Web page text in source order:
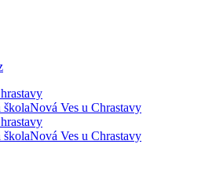
školaNová Ves u Chrastavy
školaNová Ves u Chrastavy